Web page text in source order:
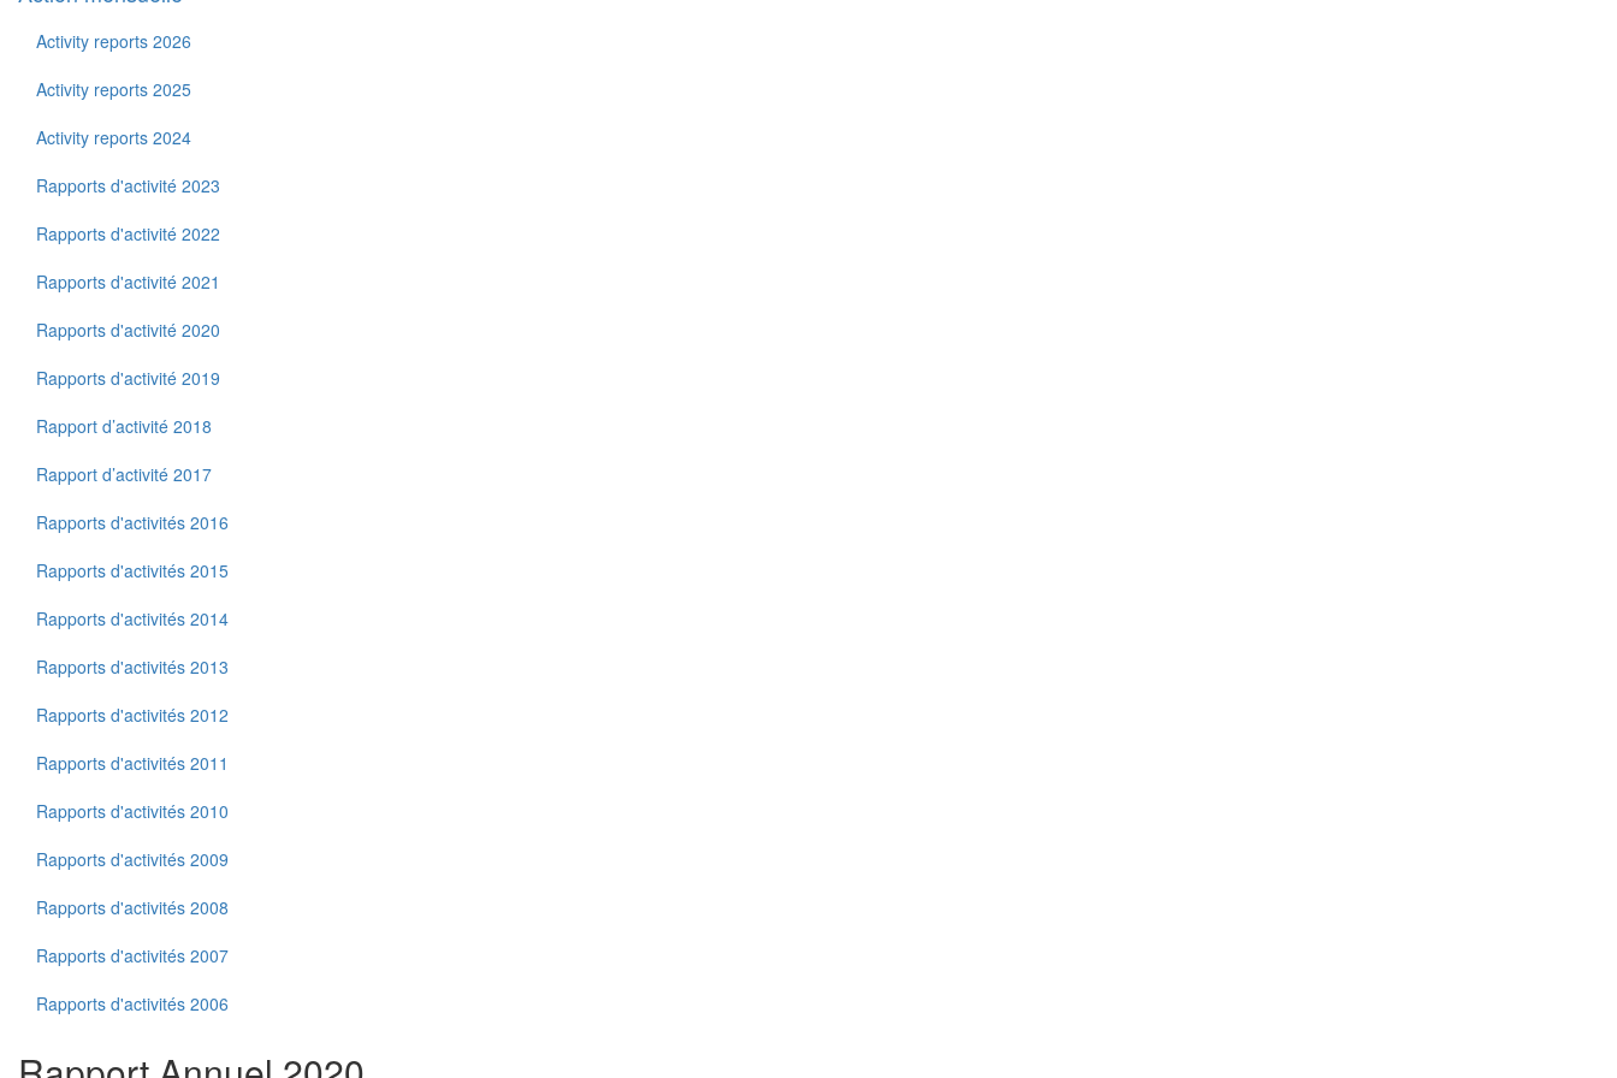
Activity reports 2026
Activity reports 2025
Activity reports 2024
Rapports d'activité 2023
Rapports d'activité 2022
Rapports d'activité 2021
Rapports d'activité 2020
Rapports d'activité 2019
Rapport d’activité 2018
Rapport d’activité 2017
Rapports d'activités 2016
Rapports d'activités 2015
Rapports d'activités 2014
Rapports d'activités 2013
Rapports d'activités 2012
Rapports d'activités 2011
Rapports d'activités 2010
Rapports d'activités 2009
Rapports d'activités 2008
Rapports d'activités 2007
Rapports d'activités 2006